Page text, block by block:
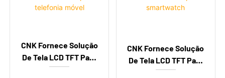
CNK Fornece Solução
De Tela LCD TFT Para
Telefonia Móvel
CNK Fornece Solução
De Tela LCD TFT Para
Smartwatch